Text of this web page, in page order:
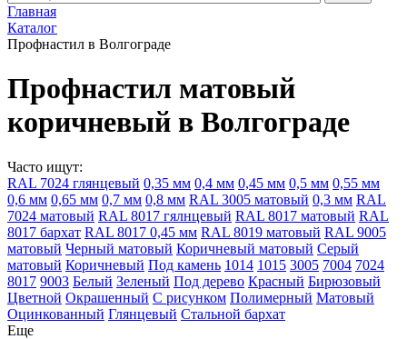
Главная
Каталог
Профнастил в Волгограде
Профнастил матовый
коричневый в Волгограде
Часто ищут:
RAL 7024 глянцевый 0,35 мм 0,4 мм 0,45 мм 0,5 мм 0,55 мм
0,6 мм 0,65 мм 0,7 мм 0,8 мм RAL 3005 матовый 0,3 мм RAL
7024 матовый RAL 8017 гялнцевый RAL 8017 матовый RAL
8017 бархат RAL 8017 0,45 мм RAL 8019 матовый RAL 9005
матовый Черный матовый Коричневый матовый Серый
матовый Коричневый Под камень 1014 1015 3005 7004 7024
8017 9003 Белый Зеленый Под дерево Красный Бирюзовый
Цветной Окрашенный С рисунком Полимерный Матовый
Оцинкованный Глянцевый Стальной бархат
Еще